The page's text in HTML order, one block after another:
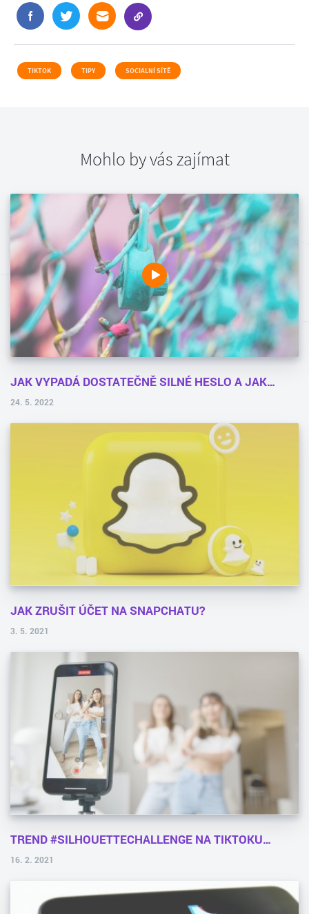
TIKTOK TIPY SOCIALNÍ SÍTĚ
Mohlo by vás zajímat
JAK VYPADÁ DOSTATEČNĚ SILNÉ HESLO A JAK…
24. 5. 2022
JAK ZRUŠIT ÚČET NA SNAPCHATU?
3. 5. 2021
TREND #SILHOUETTECHALLENGE NA TIKTOKU…
16. 2. 2021